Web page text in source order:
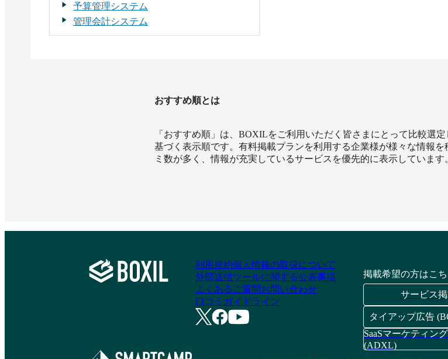
予算管理システム
管理会計システム
おすすめ順とは
「おすすめ順」は、BOXILをご利用いただく皆さまにとって比較選
基づく表示順です。有料掲載プランを利用する企業様が様々な情報
ミ数が多く、情報が充実しているサービスを優先的に表示しています
利用規約個人情報の取扱について
外部送信ツールに関する公表事項
よくあるご質問お問い合わせ
口コミガイドライン
掲載希望の方はこち
サービス
タイアップ広告
SaaSマーケティン
(ADXL)